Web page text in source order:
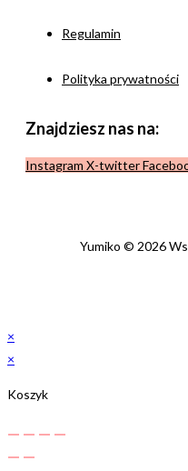
Regulamin
Polityka prywatności
Znajdziesz nas na:
Instagram X-twitter
Yumiko © 2026
×
×
Koszyk